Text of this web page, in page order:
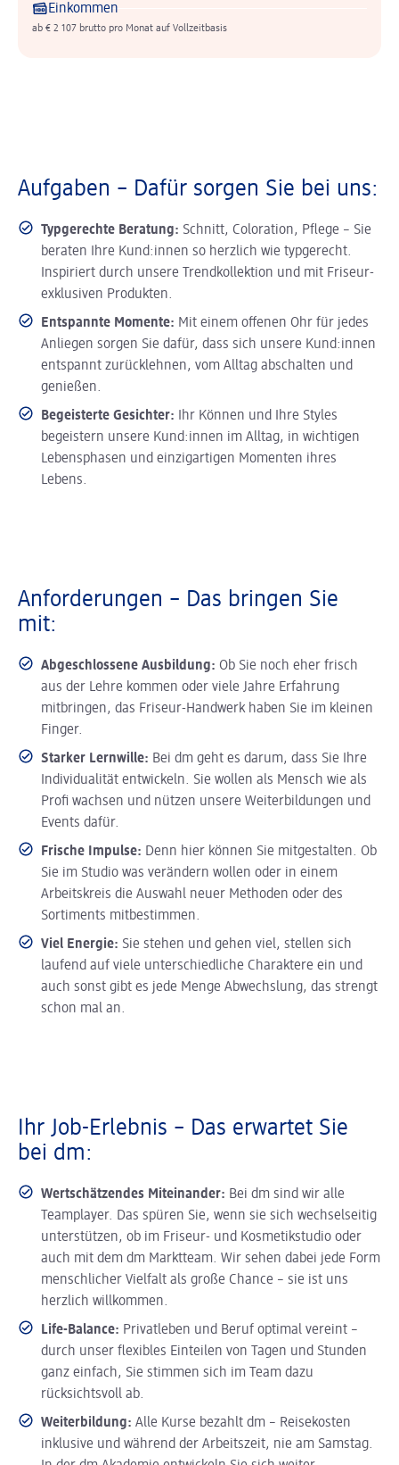
Einkommen
ab € 2 107 brutto pro Monat auf Vollzeitbasis
Aufgaben – Dafür sorgen Sie bei uns:
Typgerechte Beratung: Schnitt, Coloration, Pflege – Sie
beraten Ihre Kund:innen so herzlich wie typgerecht.
Inspiriert durch unsere Trendkollektion und mit Friseur-
exklusiven Produkten.
Entspannte Momente: Mit einem offenen Ohr für jedes
Anliegen sorgen Sie dafür, dass sich unsere Kund:innen
entspannt zurücklehnen, vom Alltag abschalten und
genießen.
Begeisterte Gesichter:
Ihr Können und Ihre Styles
begeistern unsere Kund:innen im Alltag, in wichtigen
Lebensphasen und einzigartigen Momenten ihres
Lebens.
Anforderungen – Das bringen Sie
mit:
Abgeschlossene Ausbildung: Ob Sie noch eher frisch
aus der Lehre kommen oder viele Jahre Erfahrung
mitbringen, das Friseur-Handwerk haben Sie im kleinen
Finger.
Starker Lernwille: Bei dm geht es darum, dass Sie Ihre
Individualität entwickeln. Sie wollen als Mensch wie als
Profi wachsen und nützen unsere Weiterbildungen und
Events dafür.
Frische Impulse: Denn hier können Sie mitgestalten. Ob
Sie im Studio was verändern wollen oder in einem
Arbeitskreis die Auswahl neuer Methoden oder des
Sortiments mitbestimmen.
Viel Energie: Sie stehen und gehen viel, stellen sich
laufend auf viele unterschiedliche Charaktere ein und
auch sonst gibt es jede Menge Abwechslung, das strengt
schon mal an.
Ihr Job-Erlebnis – Das erwartet Sie
bei dm:
Wertschätzendes Miteinander: Bei dm sind wir alle
Teamplayer. Das spüren Sie, wenn sie sich wechselseitig
unterstützen, ob im Friseur- und Kosmetikstudio oder
auch mit dem dm Marktteam. Wir sehen dabei jede Form
menschlicher Vielfalt als große Chance – sie ist uns
herzlich willkommen.
Life-Balance: Privatleben und Beruf optimal vereint –
durch unser flexibles Einteilen von Tagen und Stunden
ganz einfach, Sie stimmen sich im Team dazu
rücksichtsvoll ab.
Weiterbildung: Alle Kurse bezahlt dm – Reisekosten
inklusive und während der Arbeitszeit, nie am Samstag.